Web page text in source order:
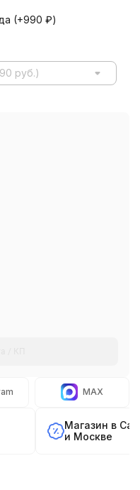
(+990 ₽)
руб.)
MAX
Магазин в
и Москве